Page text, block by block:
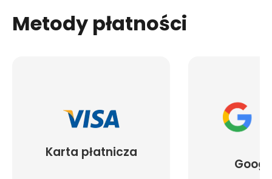
Metody płatności
Karta płatnicza